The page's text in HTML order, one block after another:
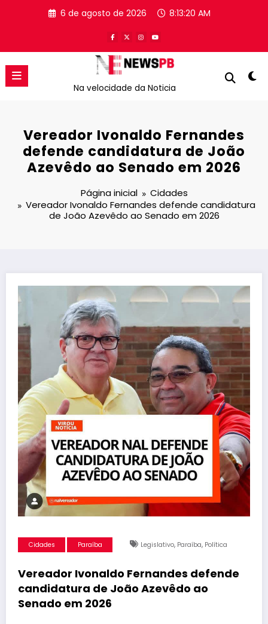
6 de agosto de 2026 8:13:21 AM
Na velocidade da Noticia
Vereador Ivonaldo Fernandes
defende candidatura de João
Azevêdo ao Senado em 2026
Página inicial
Cidades
Vereador Ivonaldo Fernandes defende candidatura
de João Azevêdo ao Senado em 2026
Cidades Paraíba Legislativo, Paraíba, Política
Vereador Ivonaldo Fernandes defende
candidatura de João Azevêdo ao
Senado em 2026